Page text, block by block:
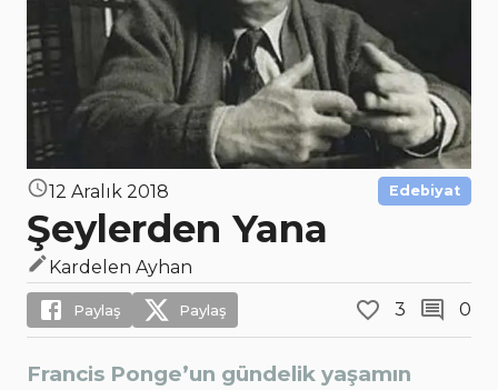
12 Aralık 2018 Edebiyat
Şeylerden Yana
Kardelen Ayhan
Paylaş Paylaş 3 0
Francis Ponge’un gündelik yaşamın